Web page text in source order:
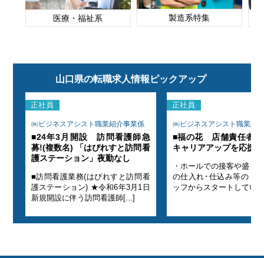
医療・福祉系 製造系特集
山口県の転職求人情報ピックアップ
正社員
㈱ビジネスアシスト職業紹介事業係
■24年3月開設 訪問看護師急
募!(複数名) 「はぴれすと訪問看
護ステーション」夜勤なし
■訪問看護業務(はぴれすと訪問看
護ステーション) ★令和6年3月1日
新規開設に伴う訪問看護師[...]
正社員
㈱ビジネスアシスト職業紹
■福の花 店舗責任者候
キャリアアップを応援
・ホールでの接客や盛り
の仕入れ･仕込み等の
ッフからスタートしてい